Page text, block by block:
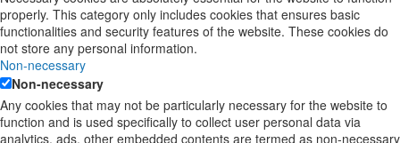
properly. This category only includes cookies that ensures basic
functionalities and security features of the website. These cookies do
not store any personal information.
Non-necessary
Non-necessary
Any cookies that may not be particularly necessary for the website to
function and is used specifically to collect user personal data via
analytics, ads, other embedded contents are termed as non-necessary